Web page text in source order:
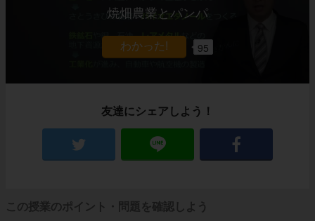
焼畑農業とパンパ
95
友達にシェアしよう！
この授業のポイント・問題を確認しよう